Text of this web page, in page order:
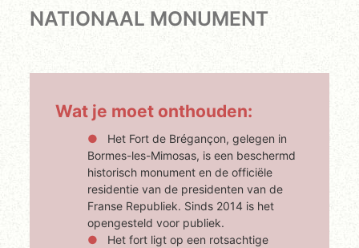
NATIONAAL MONUMENT
Wat je moet onthouden:
Het Fort de Brégançon, gelegen in
Bormes-les-Mimosas, is een beschermd
historisch monument en de officiële
residentie van de presidenten van de
Franse Republiek. Sinds 2014 is het
opengesteld voor publiek.
Het fort ligt op een rotsachtige